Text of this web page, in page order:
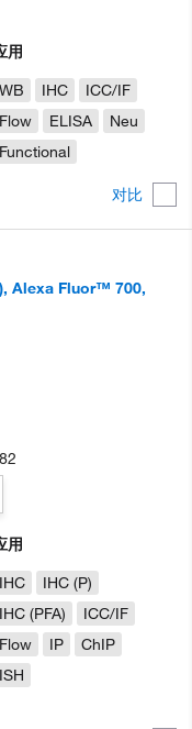
对比
用
WB
IHC
ICC/IF
Flow
ELISA
Neu
Functional
Alexa Fluor™ 700,
用
IHC
IHC (P)
IHC (PFA)
ICC/IF
Flow
IP
ChIP
ISH